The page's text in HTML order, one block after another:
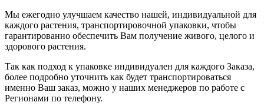
Мы ежегодно улучшаем качество нашей, индивидуальной для
каждого растения, транспортировочной упаковки, чтобы
гарантированно обеспечить Вам получение живого, целого и
здорового растения.
Так как подход к упаковке индивидуален для каждого Заказа,
более подробно уточнить как будет транспортироваться
именно Ваш заказ, можно у наших менеджеров по работе с
Регионами по телефону.